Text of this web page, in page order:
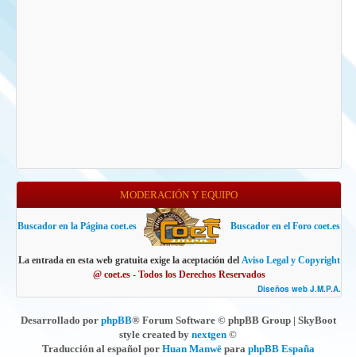
MODERACIÓN Y EQUIPO
Buscador en la Página coet.es Buscador en el Foro coet.es
La entrada en esta web gratuita exige la aceptación del Aviso Legal y Copyright
@ coet.es - Todos los Derechos Reservados
Diseños web J.M.P.A.
Desarrollado por phpBB® Forum Software © phpBB Group | SkyBoot
style created by nextgen ©
Traducción al español por Huan Manwëpara phpBB España